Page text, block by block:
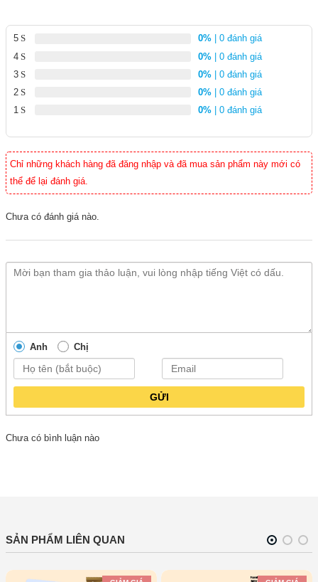
5 0% | 0 đánh giá
4
0% | 0 đánh giá
3
0% | 0 đánh giá
2
0% | 0 đánh giá
1
0% | 0 đánh giá
Chỉ những khách hàng đã đăng nhập và đã mua sản phẩm này mới có
thể để lại đánh giá.
Chưa có đánh giá nào.
Anh Chị
GỬI
Chưa có bình luận nào
SẢN PHẨM LIÊN QUAN